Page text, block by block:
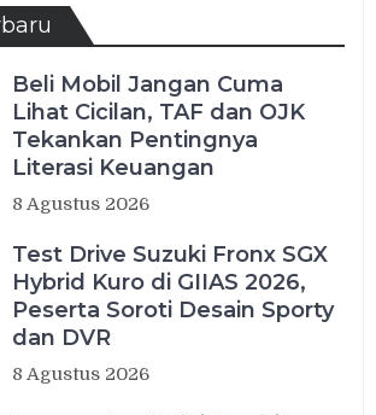
Beli Mobil Jangan Cuma
Lihat Cicilan, TAF dan OJK
Tekankan Pentingnya
Literasi Keuangan
8 Agustus 2026
Test Drive Suzuki Fronx SGX
Hybrid Kuro di GIIAS 2026,
Peserta Soroti Desain Sporty
dan DVR
8 Agustus 2026